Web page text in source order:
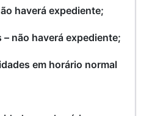
haverá expediente;
não haverá expediente;
em horário normal